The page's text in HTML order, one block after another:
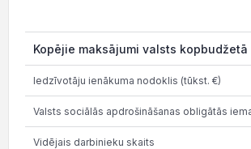
Kopējie maksājumi valsts
Iedzīvotāju ienākuma nodoklis (tūkst. €)
Valsts sociālās apdrošināšanas obligātās
Vidējais darbinieku skaits